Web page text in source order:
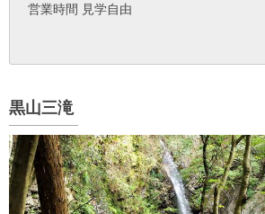
営業時間 見学自由
黒山三滝